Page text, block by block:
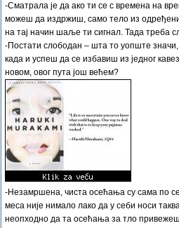
-Сматрала је да ако ти се с времена на
можеш да издржиш, само тело из
на тај начин шаље ти сигнал. Тада треба
-Постати слободан – шта то уопште
када и успеш да се избавиш из једног
новом, овог пута још већем?
-Незамршена, чиста осећања су сама по
меса није нимало лако да у себи носи
неопходно да та осећања за тло